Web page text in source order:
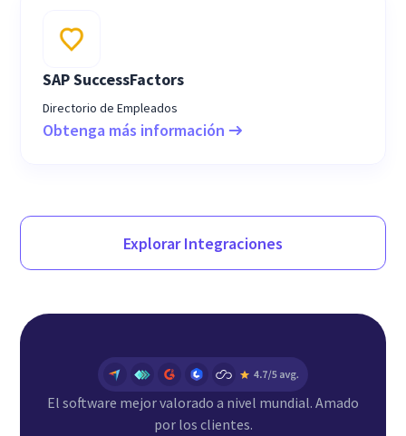
SAP SuccessFactors
Directorio de Empleados
Obtenga más información
Explorar Integraciones
El software mejor valorado a nivel mundial. Amado
por los clientes.